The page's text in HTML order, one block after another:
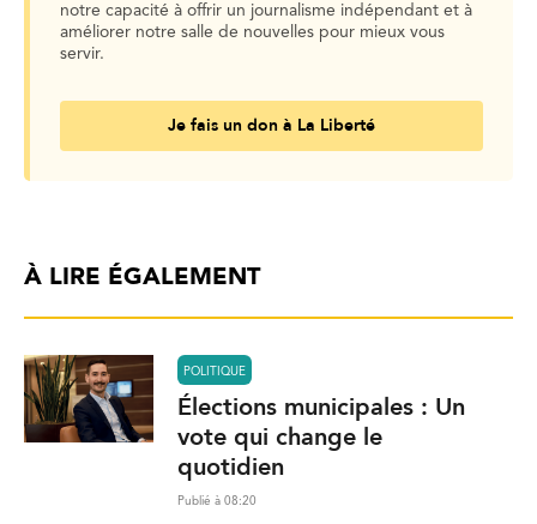
notre capacité à offrir un journalisme indépendant et à
améliorer notre salle de nouvelles pour mieux vous
servir.
Je fais un don à La Liberté
À LIRE ÉGALEMENT
POLITIQUE
Élections municipales : Un
vote qui change le
quotidien
Publié à 08:20